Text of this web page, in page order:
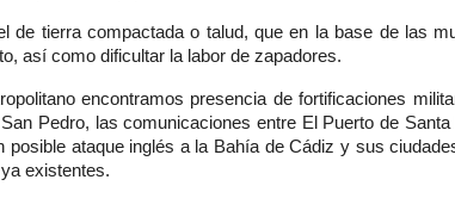
de tierra compactada o talud, que en la base de las
así como dificultar la labor de zapadores.
encontramos presencia de fortificaciones
Pedro, las comunicaciones entre El Puerto de
posible ataque inglés a la Bahía de Cádiz y sus
existentes.